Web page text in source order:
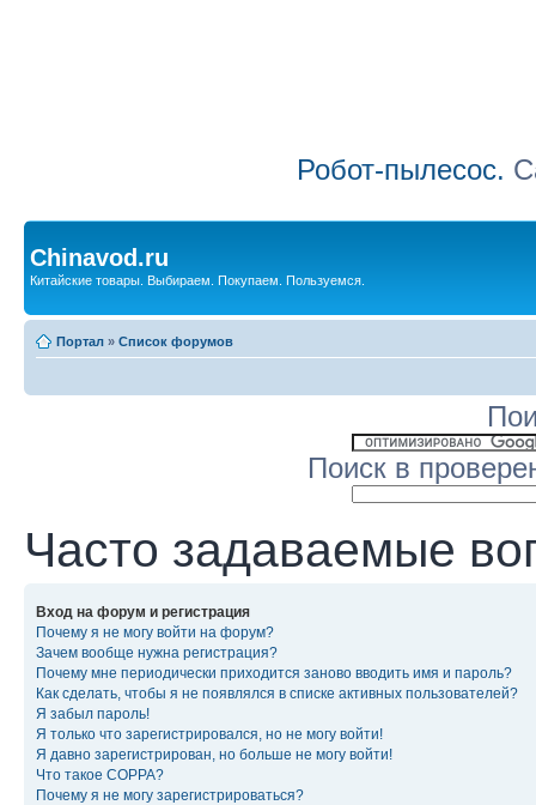
Робот-пылесос.
Chinavod.ru
Китайские товары. Выбираем. Покупаем. Пользуемся.
Портал » Список форумов
Поиск в
Часто задаваемые
Вход на форум и регистрация
Почему я не могу войти на форум?
Зачем вообще нужна регистрация?
Почему мне периодически приходится заново вводить имя и пароль?
Как сделать, чтобы я не появлялся в списке активных пользователей?
Я забыл пароль!
Я только что зарегистрировался, но не могу войти!
Я давно зарегистрирован, но больше не могу войти!
Что такое COPPA?
Почему я не могу зарегистрироваться?